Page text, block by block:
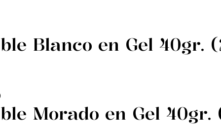
Blanco en Gel 40gr.
Morado en Gel 40gr.